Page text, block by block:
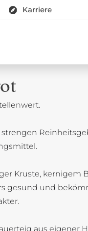
Karriere
Qualität und Frische
Kruste, kernigem
gesund und
aus eigener